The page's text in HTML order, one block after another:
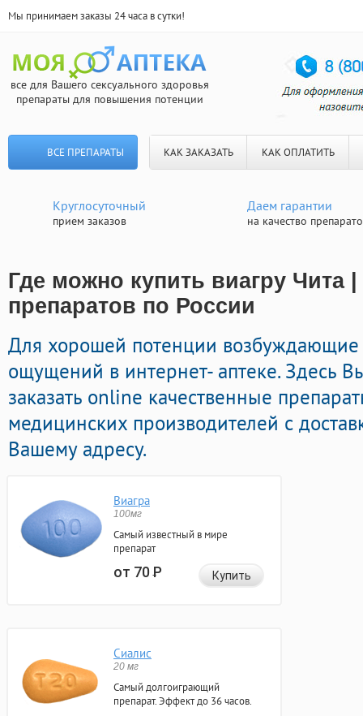
Мы принимаем заказы 24 часа в сутки!
все для Вашего сексуального здоровья
препараты для повышения потенции
ВСЕ ПРЕПАРАТЫ КАК ЗАКАЗАТЬ КАК ОПЛАТИТЬ
Круглосуточный
прием заказов
Даем гарантии
на качество
Где можно купить виагру Чита |
препаратов по России
Для хорошей потенции возбуждающие
ощущений в интернет- аптеке. Здесь
заказать online качественные
медицинских производителей с
Вашему адресу.
Виагра
100мг
Самый известный в мире
препарат
от 70Р Купить
Сиалис
20 мг
Самый долгоиграющий
препарат. Эффект до 36 часов.